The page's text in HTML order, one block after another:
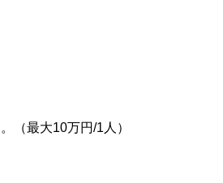
（最大10万円/1人）